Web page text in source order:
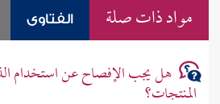
مواد ذات صلة الفتاوى
هل يجب الإفصاح عن استخدام
المنتجات؟